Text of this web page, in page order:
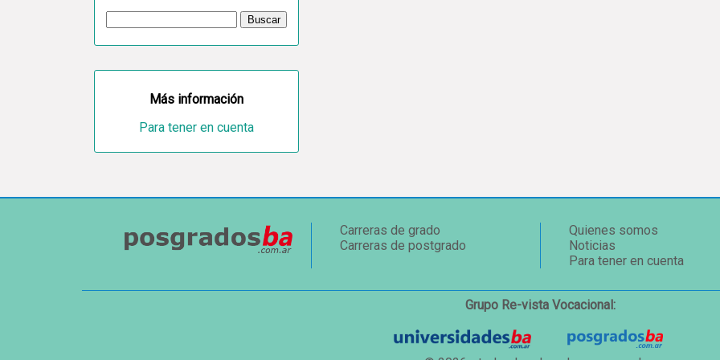
Más información
Para tener en cuenta
Carreras de grado
Carreras de postgrado
Quienes somos
Noticias
Para tener en cuenta
Grupo Re-vista Vocacional: